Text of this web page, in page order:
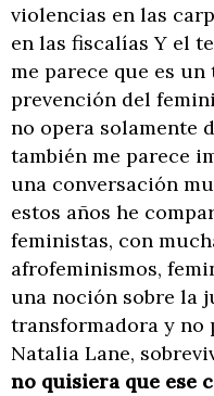
violencias en las
en las fiscalías Y el
me parece que es
prevención del
no opera solamente
también me parece
una conversación
estos años he
feministas, con
afrofeminismos,
una noción sobre la
transformadora y no
Natalia Lane,
no quisiera que ese